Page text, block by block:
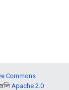
Commons
Apache 2.0